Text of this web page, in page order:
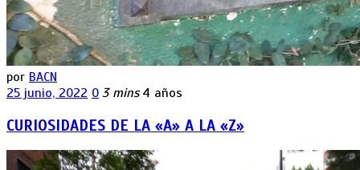
por BACN
25 junio, 2022 0 3 mins 4 años
CURIOSIDADES DE LA «A» A LA «Z»